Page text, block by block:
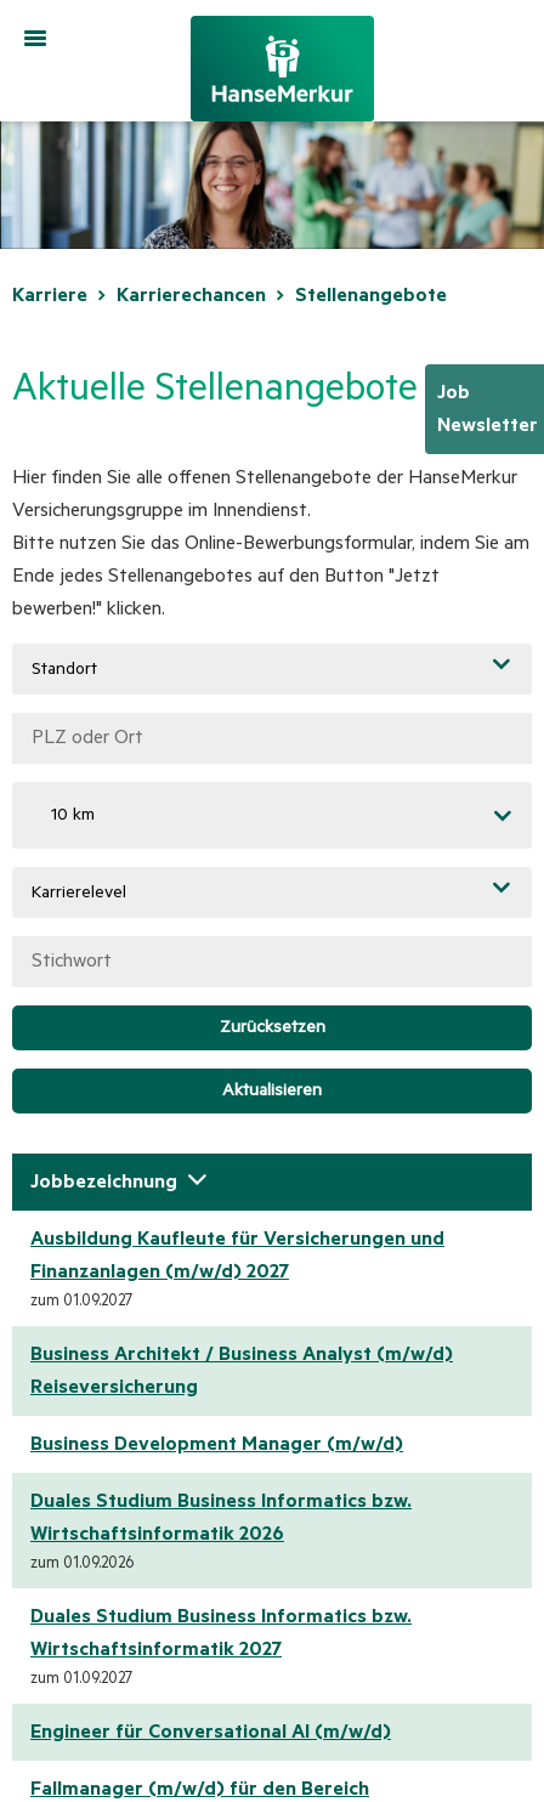
Toggle
Karriere Karrierechancen Stellenangebote
Aktuelle Stellenangebote
Hier finden Sie alle offenen Stellenangebote der HanseMerkur
Versicherungsgruppe im Innendienst.
Bitte nutzen Sie das Online-Bewerbungsformular, indem Sie am
Ende jedes Stellenangebotes auf den Button "Jetzt
bewerben!" klicken.
Standort
10 km
Karrierelevel
Zurücksetzen
Aktualisieren
Jobbezeichnung
Ausbildung Kaufleute für Versicherungen und
Finanzanlagen (m/w/d) 2027
zum 01.09.2027
Business Architekt / Business Analyst (m/w/d)
Reiseversicherung
Business Development Manager (m/w/d)
Duales Studium Business Informatics bzw.
Wirtschaftsinformatik 2026
zum 01.09.2026
Duales Studium Business Informatics bzw.
Wirtschaftsinformatik 2027
zum 01.09.2027
Engineer für Conversational AI (m/w/d)
Fallmanager (m/w/d) für den Bereich
Job
Newsletter